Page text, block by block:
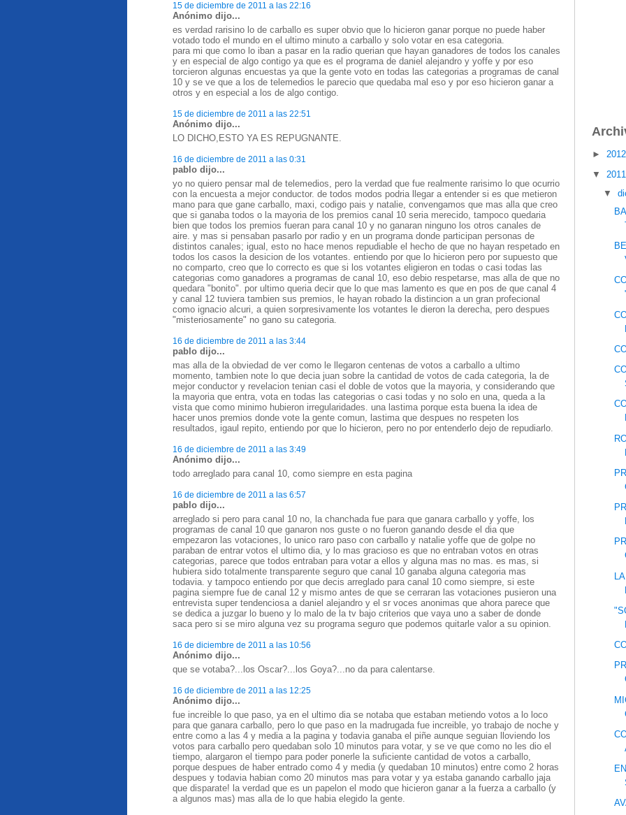
15 de diciembre de 2011 a las 22:16
Anónimo dijo...
es verdad rarisino lo de carballo es super obvio que lo hicieron ganar porque no puede haber
votado todo el mundo en el ultimo minuto a carballo y solo votar en esa categoria.
para mi que como lo iban a pasar en la radio querian que hayan ganadores de todos los canales
y en especial de algo contigo ya que es el programa de daniel alejandro y yoffe y por eso
torcieron algunas encuestas ya que la gente voto en todas las categorias a programas de canal
10 y se ve que a los de telemedios le parecio que quedaba mal eso y por eso hicieron ganar a
otros y en especial a los de algo contigo.
15 de diciembre de 2011 a las 22:51
Anónimo dijo...
LO DICHO,ESTO YA ES REPUGNANTE.
16 de diciembre de 2011 a las 0:31
pablo dijo...
yo no quiero pensar mal de telemedios, pero la verdad que fue realmente rarisimo lo que ocurrio
con la encuesta a mejor conductor. de todos modos podria llegar a entender si es que metieron
mano para que gane carballo, maxi, codigo pais y natalie, convengamos que mas alla que creo
que si ganaba todos o la mayoria de los premios canal 10 seria merecido, tampoco quedaria
bien que todos los premios fueran para canal 10 y no ganaran ninguno los otros canales de
aire. y mas si pensaban pasarlo por radio y en un programa donde participan personas de
distintos canales; igual, esto no hace menos repudiable el hecho de que no hayan respetado en
todos los casos la desicion de los votantes. entiendo por que lo hicieron pero por supuesto que
no comparto, creo que lo correcto es que si los votantes eligieron en todas o casi todas las
categorias como ganadores a programas de canal 10, eso debio respetarse, mas alla de que no
quedara "bonito". por ultimo queria decir que lo que mas lamento es que en pos de que canal 4
y canal 12 tuviera tambien sus premios, le hayan robado la distincion a un gran profecional
como ignacio alcuri, a quien sorpresivamente los votantes le dieron la derecha, pero despues
"misteriosamente" no gano su categoria.
16 de diciembre de 2011 a las 3:44
pablo dijo...
mas alla de la obviedad de ver como le llegaron centenas de votos a carballo a ultimo
momento, tambien note lo que decia juan sobre la cantidad de votos de cada categoria, la de
mejor conductor y revelacion tenian casi el doble de votos que la mayoria, y considerando que
la mayoria que entra, vota en todas las categorias o casi todas y no solo en una, queda a la
vista que como minimo hubieron irregularidades. una lastima porque esta buena la idea de
hacer unos premios donde vote la gente comun, lastima que despues no respeten los
resultados, igaul repito, entiendo por que lo hicieron, pero no por entenderlo dejo de repudiarlo.
16 de diciembre de 2011 a las 3:49
Anónimo dijo...
todo arreglado para canal 10, como siempre en esta pagina
16 de diciembre de 2011 a las 6:57
pablo dijo...
arreglado si pero para canal 10 no, la chanchada fue para que ganara carballo y yoffe, los
programas de canal 10 que ganaron nos guste o no fueron ganando desde el dia que
empezaron las votaciones, lo unico raro paso con carballo y natalie yoffe que de golpe no
paraban de entrar votos el ultimo dia, y lo mas gracioso es que no entraban votos en otras
categorias, parece que todos entraban para votar a ellos y alguna mas no mas. es mas, si
hubiera sido totalmente transparente seguro que canal 10 ganaba alguna categoria mas
todavia. y tampoco entiendo por que decis arreglado para canal 10 como siempre, si este
pagina siempre fue de canal 12 y mismo antes de que se cerraran las votaciones pusieron una
entrevista super tendenciosa a daniel alejandro y el sr voces anonimas que ahora parece que
se dedica a juzgar lo bueno y lo malo de la tv bajo criterios que vaya uno a saber de donde
saca pero si se miro alguna vez su programa seguro que podemos quitarle valor a su opinion.
16 de diciembre de 2011 a las 10:56
Anónimo dijo...
que se votaba?...los Oscar?...los Goya?...no da para calentarse.
16 de diciembre de 2011 a las 12:25
Anónimo dijo...
fue increible lo que paso, ya en el ultimo dia se notaba que estaban metiendo votos a lo loco
para que ganara carballo, pero lo que paso en la madrugada fue increible, yo trabajo de noche y
entre como a las 4 y media a la pagina y todavia ganaba el piñe aunque seguian lloviendo los
votos para carballo pero quedaban solo 10 minutos para votar, y se ve que como no les dio el
tiempo, alargaron el tiempo para poder ponerle la suficiente cantidad de votos a carballo,
porque despues de haber entrado como 4 y media (y quedaban 10 minutos) entre como 2 horas
despues y todavia habian como 20 minutos mas para votar y ya estaba ganando carballo jaja
que disparate! la verdad que es un papelon el modo que hicieron ganar a la fuerza a carballo (y
a algunos mas) mas alla de lo que habia elegido la gente.
►
▼
▼